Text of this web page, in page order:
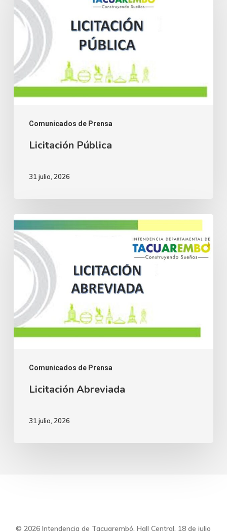
Comunicados de Prensa
Licitación Pública
31 julio, 2026
Comunicados de Prensa
Licitación
Abreviada
Licitación Abreviada
31 julio, 2026
© 2026 Intendencia de Tacuarembó. Hall Central, 18 de julio